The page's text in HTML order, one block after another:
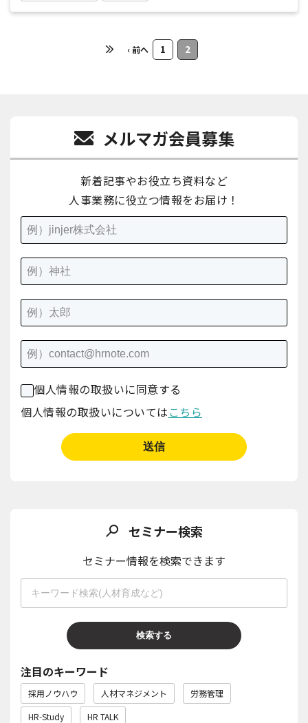
‹ 前へ 1 2
メルマガ会員募集
新着記事やお役立ち資料など
人事業務に役立つ情報をお届け！
個人情報の取扱いに同意する
個人情報の取扱いについては こちら
セミナー検索
セミナー情報を検索できます
検索する
注目のキーワード
採用ノウハウ 人材マネジメント
労務管理
HR-Study
HR TALK